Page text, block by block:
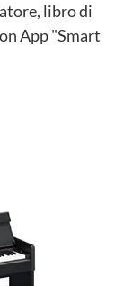
libro di
App "Smart